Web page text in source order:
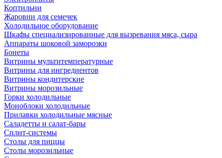
Коптильни
Жаровни для семечек
Холодильное оборудование
Шкафы специализированные для вызревания мяса, сыра
Аппараты шоковой заморозки
Бонеты
Витрины мультитемпературные
Витрины для ингредиентов
Витрины кондитерские
Витрины морозильные
Горки холодильные
Моноблоки холодильные
Прилавки холодильные мясные
Саладетты и салат-бары
Сплит-системы
Столы для пиццы
Столы морозильные